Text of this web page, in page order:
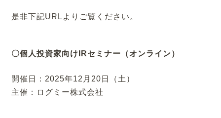
是非下記URLよりご覧ください。
〇個人投資家向けIRセミナー（オンライン）
開催日：2025年12月20日（土）
主催：ログミー株式会社